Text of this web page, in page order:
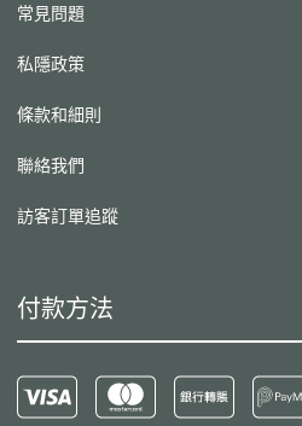
常見問題
私隱政策
條款和細則
聯絡我們
訪客訂單追蹤
付款方法